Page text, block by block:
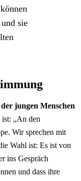
sie
jungen Menschen
„An den
Wir sprechen mit
Wahl ist: Es ist von
ins Gespräch
und dass ihre